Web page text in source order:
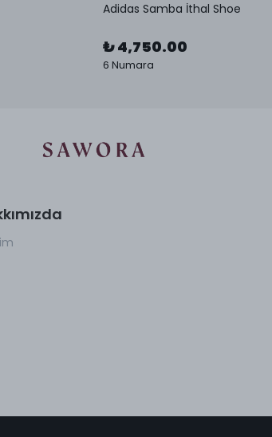
Adidas Samba İthal Shoe
₺ 4,750.00
6 Numara